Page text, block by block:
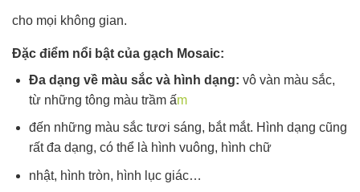
cho mọi không gian.
Đặc điểm nổi bật của gạch Mosaic:
Đa dạng về màu sắc và hình dạng: vô vàn màu sắc,
từ những tông màu trầm ấm
đến những màu sắc tươi sáng, bắt mắt. Hình dạng cũng
rất đa dạng, có thể là hình vuông, hình chữ
nhật, hình tròn, hình lục giác…